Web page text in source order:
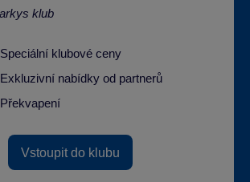
Speciální klubové ceny
Exkluzivní nabídky od partnerů
Překvapení
Vstoupit do klubu